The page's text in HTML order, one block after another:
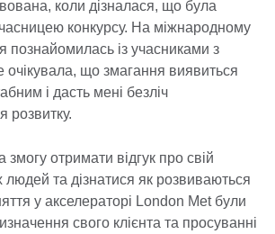
коли дізналася, що була
конкурсу. На міжнародному
познайомилась із учасниками з
очікувала, що змагання виявиться
і дасть мені безліч
розвитку.
отримати відгук про свій
людей та дізнатися як розвиваються
у акселераторі London Met були
свого клієнта та просуванні